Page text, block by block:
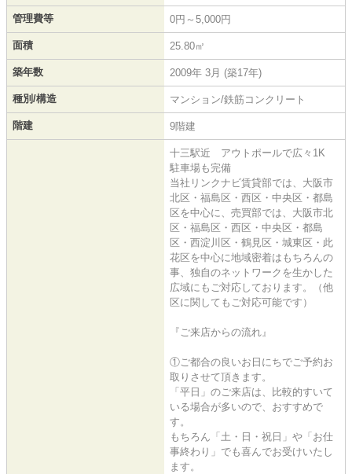
管理費等 0円～5,000円
面積 25.80㎡
築年数 2009年 3月 (築17年)
種別/構造 マンション/鉄筋コンクリート
階建 9階建
十三駅近 アウトポールで広々1K
駐車場も完備
当社リンクナビ賃貸部では、大阪市
北区・福島区・西区・中央区・都島
区を中心に、売買部では、大阪市北
区・福島区・西区・中央区・都島
区・西淀川区・鶴見区・城東区・此
花区を中心に地域密着はもちろんの
事、独自のネットワークを生かした
広域にもご対応しております。（他
区に関してもご対応可能です）
『ご来店からの流れ』
①ご都合の良いお日にちでご予約お
取りさせて頂きます。
「平日」のご来店は、比較的すいて
いる場合が多いので、おすすめで
す。
もちろん「土・日・祝日」や「お仕
事終わり」でも喜んでお受けいたし
ます。